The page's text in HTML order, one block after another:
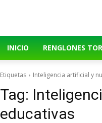
INICIO RENGLONES
Etiquetas Inteligencia artificial y
Tag:
educativas